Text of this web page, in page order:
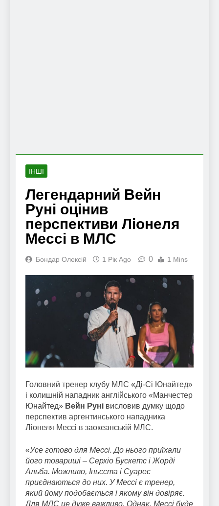
ІНШІ
Легендарний Вейн
Руні оцінив
перспективи Ліонеля
Мессі в МЛС
Бондар Олексій 1 Рік Ago 0 1 Mins
Головний тренер клубу МЛС «Ді-Сі Юнайтед»
і колишній нападник англійського «Манчестер
Юнайтед» Вейн Руні висловив думку щодо
перспектив аргентинського нападника
Ліонеля Мессі в заокеанській МЛС.
«Усе готово для Мессі. До нього приїхали
його товариші – Серхіо Бускетс і Жорді
Альба. Можливо, Іньєста і Суарес
приєднаються до них. У Мессі є тренер,
який йому подобається і якому він довіряє.
Для МЛС це дуже важливо. Однак, Мессі буде